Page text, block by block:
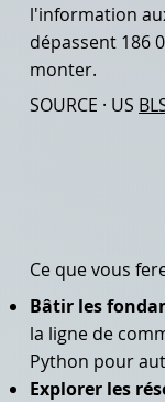
Ce que vous
Bâtir les
la ligne de
Python pour
Explorer les
l'information
dépassent 186
monter.
SOURCE · US